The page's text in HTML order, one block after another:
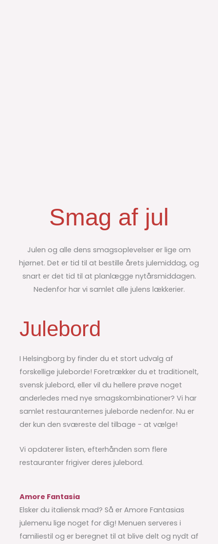
Smag af jul
Julen og alle dens smagsoplevelser er lige om
hjørnet. Det er tid til at bestille årets julemiddag, og
snart er det tid til at planlægge nytårsmiddagen.
Nedenfor har vi samlet alle julens lækkerier.
Julebord
I Helsingborg by finder du et stort udvalg af
forskellige juleborde! Foretrækker du et traditionelt,
svensk julebord, eller vil du hellere prøve noget
anderledes med nye smagskombinationer? Vi har
samlet restauranternes juleborde nedenfor. Nu er
der kun den sværeste del tilbage - at vælge!
Vi opdaterer listen, efterhånden som flere
restauranter frigiver deres julebord.
Amore Fantasia
Elsker du italiensk mad? Så er Amore Fantasias
julemenu lige noget for dig! Menuen serveres i
familiestil og er beregnet til at blive delt og nydt af